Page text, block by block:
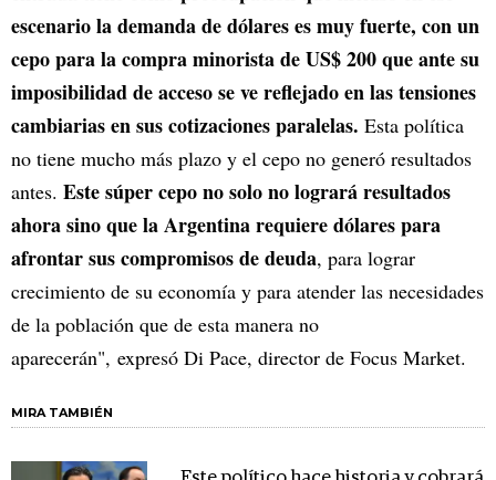
escenario la demanda de dólares es muy fuerte, con un
cepo para la compra minorista de US$ 200 que ante su
imposibilidad de acceso se ve reflejado en las tensiones
cambiarias en sus cotizaciones paralelas. Esta política
no tiene mucho más plazo y el cepo no generó resultados
antes. Este súper cepo no solo no logrará resultados
ahora sino que la Argentina requiere dólares para
afrontar sus compromisos de deuda, para lograr
crecimiento de su economía y para atender las necesidades
de la población que de esta manera no
aparecerán", expresó Di Pace, director de Focus Market.
MIRA TAMBIÉN